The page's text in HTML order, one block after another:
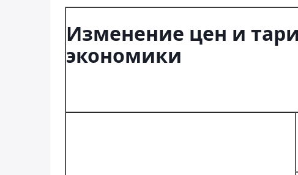
Изменение цен и
экономики